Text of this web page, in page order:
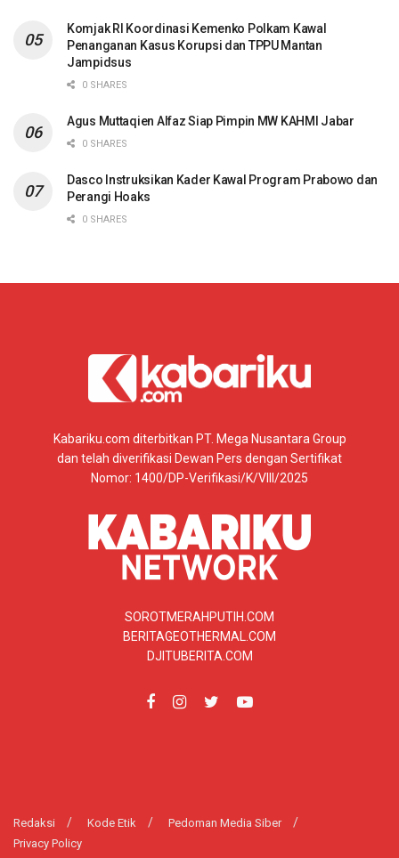
Komjak RI Koordinasi Kemenko Polkam Kawal
Penanganan Kasus Korupsi dan TPPU Mantan
Jampidsus
0 SHARES
Agus Muttaqien Alfaz Siap Pimpin MW KAHMI Jabar
0 SHARES
Dasco Instruksikan Kader Kawal Program Prabowo dan
Perangi Hoaks
0 SHARES
Kabariku.com diterbitkan PT. Mega Nusantara Group
dan telah diverifikasi Dewan Pers dengan Sertifikat
Nomor: 1400/DP-Verifikasi/K/VIII/2025
SOROTMERAHPUTIH.COM
BERITAGEOTHERMAL.COM
DJITUBERITA.COM
Redaksi Kode Etik
Pedoman Media Siber
Privacy Policy